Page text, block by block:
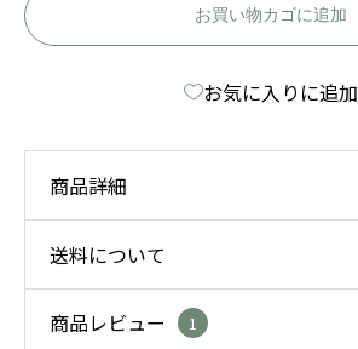
お買い物カゴに追加
お気に入りに追加
商品詳細
商品名
竹炭シューズバッグ３足セット
素材
送料について
送料一律680円
商品レビュー 1